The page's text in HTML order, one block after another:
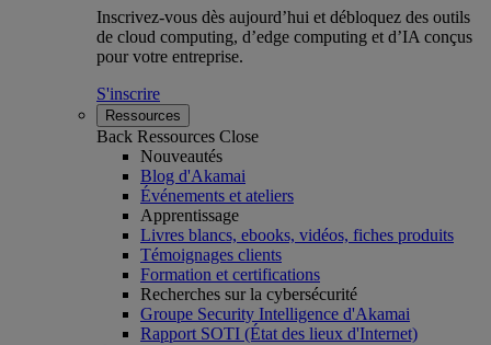
Inscrivez-vous dès aujourd’hui et débloquez des outils
de cloud computing, d’edge computing et d’IA conçus
pour votre entreprise.
S'inscrire
Ressources
Back Ressources Close
Nouveautés
Blog d'Akamai
Événements et ateliers
Apprentissage
Livres blancs, ebooks, vidéos, fiches produits
Témoignages clients
Formation et certifications
Recherches sur la cybersécurité
Groupe Security Intelligence d'Akamai
Rapport SOTI (État des lieux d'Internet)